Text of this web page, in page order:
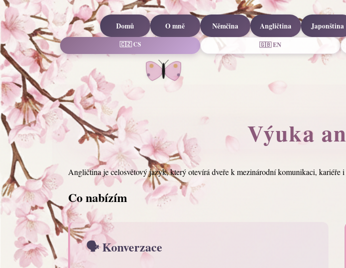
Domů O mně Němčina Angličtina Japonština
🇨🇿 CS 🇬🇧 EN
Výuka
Angličtina je celosvětový jazyk, který otevírá dveře k mezinárodní komunikaci,
Co nabízím
🗣️ Konverzace